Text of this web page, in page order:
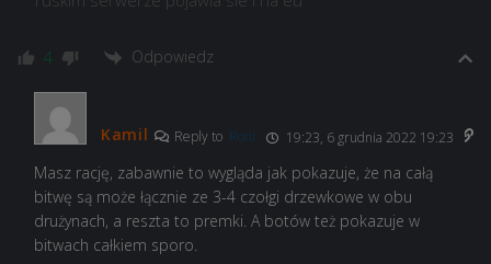
4 Odpowiedz
Kamil Reply to Roni 19:23, 6 grudnia 2022 19:23
Masz rację, zabawnie to wygląda jak pokazuje, że na całą
bitwę są może łącznie ze 3-4 czołgi drzewkowe w obu
drużynach, a reszta to premki. A botów też pokazuje w
bitwach całkiem sporo.